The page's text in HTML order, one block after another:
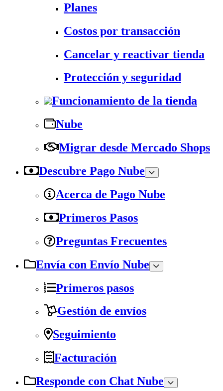
Planes
Costos por transacción
Cancelar y reactivar tienda
Protección y seguridad
Funcionamiento de la tienda
Nube
Migrar desde Mercado Shops
Descubre Pago Nube
Acerca de Pago Nube
Primeros Pasos
Preguntas Frecuentes
Envía con Envío Nube
Primeros pasos
Gestión de envíos
Seguimiento
Facturación
Responde con Chat Nube